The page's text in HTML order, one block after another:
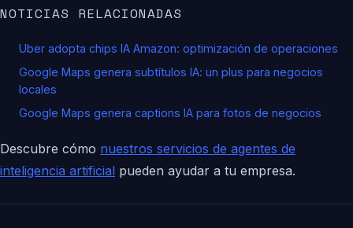
NOTICIAS RELACIONADAS
Uber adopta chips IA Amazon: optimización de operaciones
Google Maps genera subtítulos IA: un plus para negocios
locales
Google Maps genera captions IA para fotos de negocios
Descubre cómo nuestros servicios de agentes de
inteligencia artificial pueden ayudar a tu empresa.